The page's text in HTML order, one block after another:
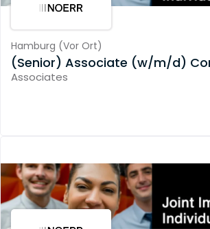
Hamburg (Vor Ort)
(Senior) Associate (w/m/d)
Associates